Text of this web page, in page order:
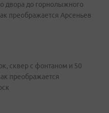
двора до горнолыжного
преображается Арсеньев
сквер с фонтаном и 50
преображается